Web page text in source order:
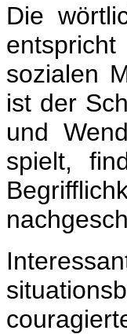
Die
sozialen
ist der
und
spielt,